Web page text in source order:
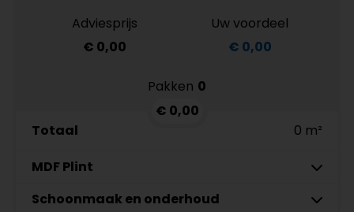
Adviesprijs
€ 0,00
Uw voordeel
€ 0,00
Pakken 0
€ 0,00
Totaal
0 m²
MDF Plint
7 cm
Schoonmaak en onderhoud